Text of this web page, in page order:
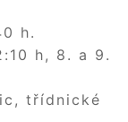
h.
h, 8. a 9.
třídnické